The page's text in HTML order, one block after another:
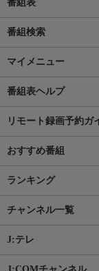
番組表
番組検索
マイメニュー
番組表ヘルプ
リモート録画予約ガ
おすすめ番組
ランキング
チャンネル一覧
J:テレ